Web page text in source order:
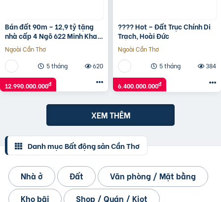
Bán đất 90m – 12,9 tỷ tặng
nhà cấp 4 Ngõ 622 Minh Khai
to như Phố ô tô vào nhà.
Ngoài Cần Thơ
5 tháng
620
12.990.000.000đ
???? Hot – Đất Trục Chính Di
Trạch, Hoài Đức
Ngoài Cần Thơ
5 tháng
384
6.400.000.000đ
XEM THÊM
Danh mục Bất động sản Cần Thơ
Nhà ở Đất
Văn phòng / Mặt bằng
Kho bãi
Shop / Quán / Kiot